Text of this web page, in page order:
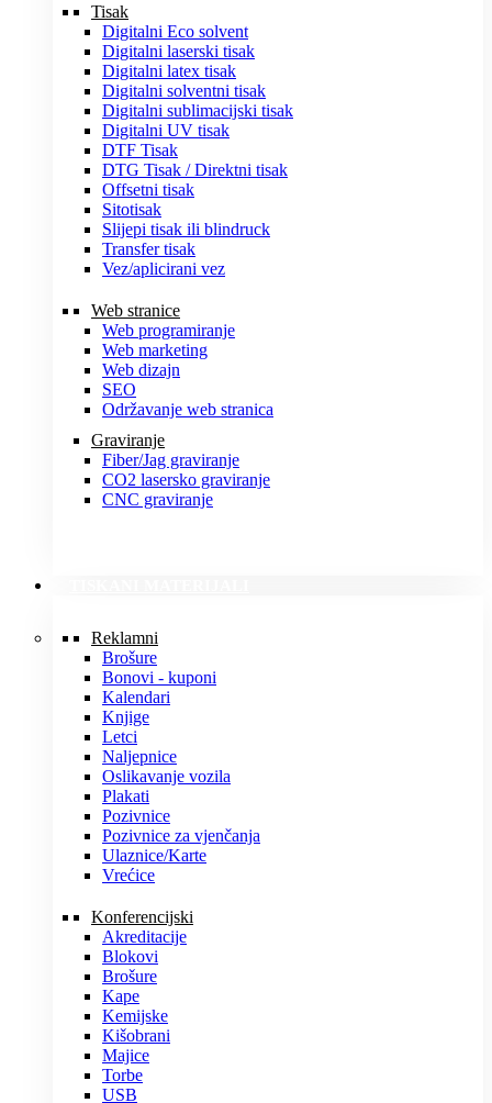
Tisak
Digitalni Eco solvent
Digitalni laserski tisak
Digitalni latex tisak
Digitalni solventni tisak
Digitalni sublimacijski tisak
Digitalni UV tisak
DTF Tisak
DTG Tisak / Direktni tisak
Offsetni tisak
Sitotisak
Slijepi tisak ili blindruck
Transfer tisak
Vez/aplicirani vez
Web stranice
Web programiranje
Web marketing
Web dizajn
SEO
Održavanje web stranica
Graviranje
Fiber/Jag graviranje
CO2 lasersko graviranje
CNC graviranje
Reklamni
Brošure
Bonovi - kuponi
Kalendari
Knjige
Letci
Naljepnice
Oslikavanje vozila
Plakati
Pozivnice
Pozivnice za vjenčanja
Ulaznice/Karte
Vrećice
Konferencijski
Akreditacije
Blokovi
Brošure
Kape
Kemijske
Kišobrani
Majice
Torbe
USB